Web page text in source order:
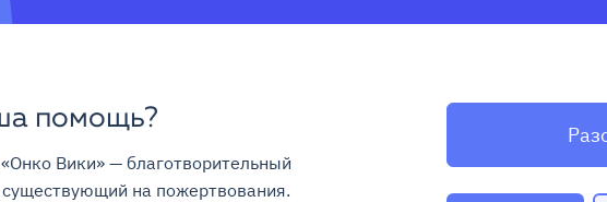
помощь?
Вики» — благотворительный
на пожертвования.